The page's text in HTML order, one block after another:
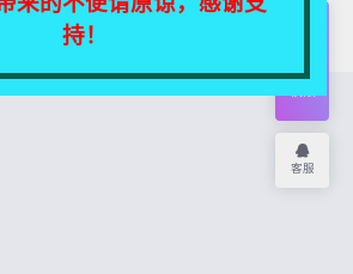
© 2026 舞主播
持！
会员
客服